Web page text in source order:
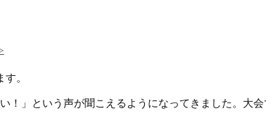
。
！」という声が聞こえるようになってきました。大会